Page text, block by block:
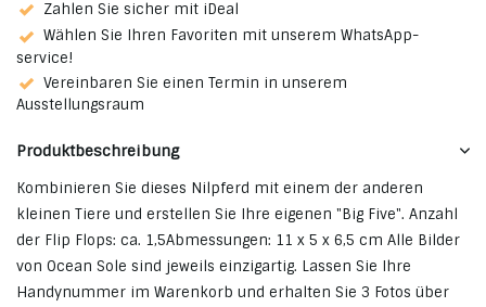
Zahlen Sie sicher mit iDeal
Wählen Sie Ihren Favoriten mit unserem WhatsApp-
service!
Vereinbaren Sie einen Termin in unserem
Ausstellungsraum
Produktbeschreibung
Kombinieren Sie dieses Nilpferd mit einem der anderen
kleinen Tiere und erstellen Sie Ihre eigenen "Big Five". Anzahl
der Flip Flops: ca. 1,5Abmessungen: 11 x 5 x 6,5 cm Alle Bilder
von Ocean Sole sind jeweils einzigartig. Lassen Sie Ihre
Handynummer im Warenkorb und erhalten Sie 3 Fotos über